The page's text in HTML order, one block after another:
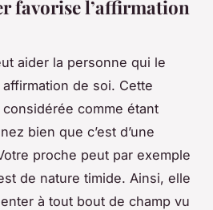
favorise l’affirmation
aider la personne qui le
de soi. Cette
comme étant
bien que c’est d’une
proche peut par exemple
de nature timide. Ainsi, elle
à tout bout de champ vu